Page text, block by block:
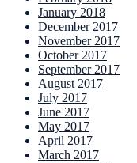
January 2018
December 2017
November 2017
October 2017
September 2017
August 2017
July 2017
June 2017
May 2017
April 2017
March 2017